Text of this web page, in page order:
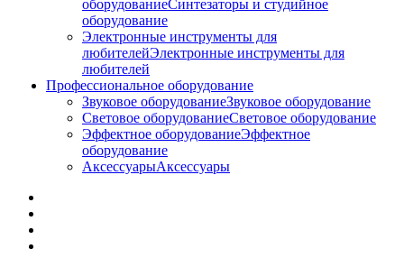
оборудованиеСинтезаторы и студийное
оборудование
Электронные инструменты для
любителейЭлектронные инструменты для
любителей
Профессиональное оборудование
Звуковое оборудованиеЗвуковое оборудование
Световое оборудованиеСветовое оборудование
Эффектное оборудованиеЭффектное
оборудование
АксессуарыАксессуары